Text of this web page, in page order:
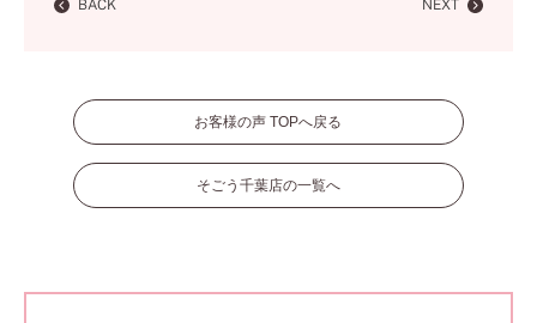
BACK NEXT
お客様の声 TOPへ戻る
そごう千葉店の一覧へ